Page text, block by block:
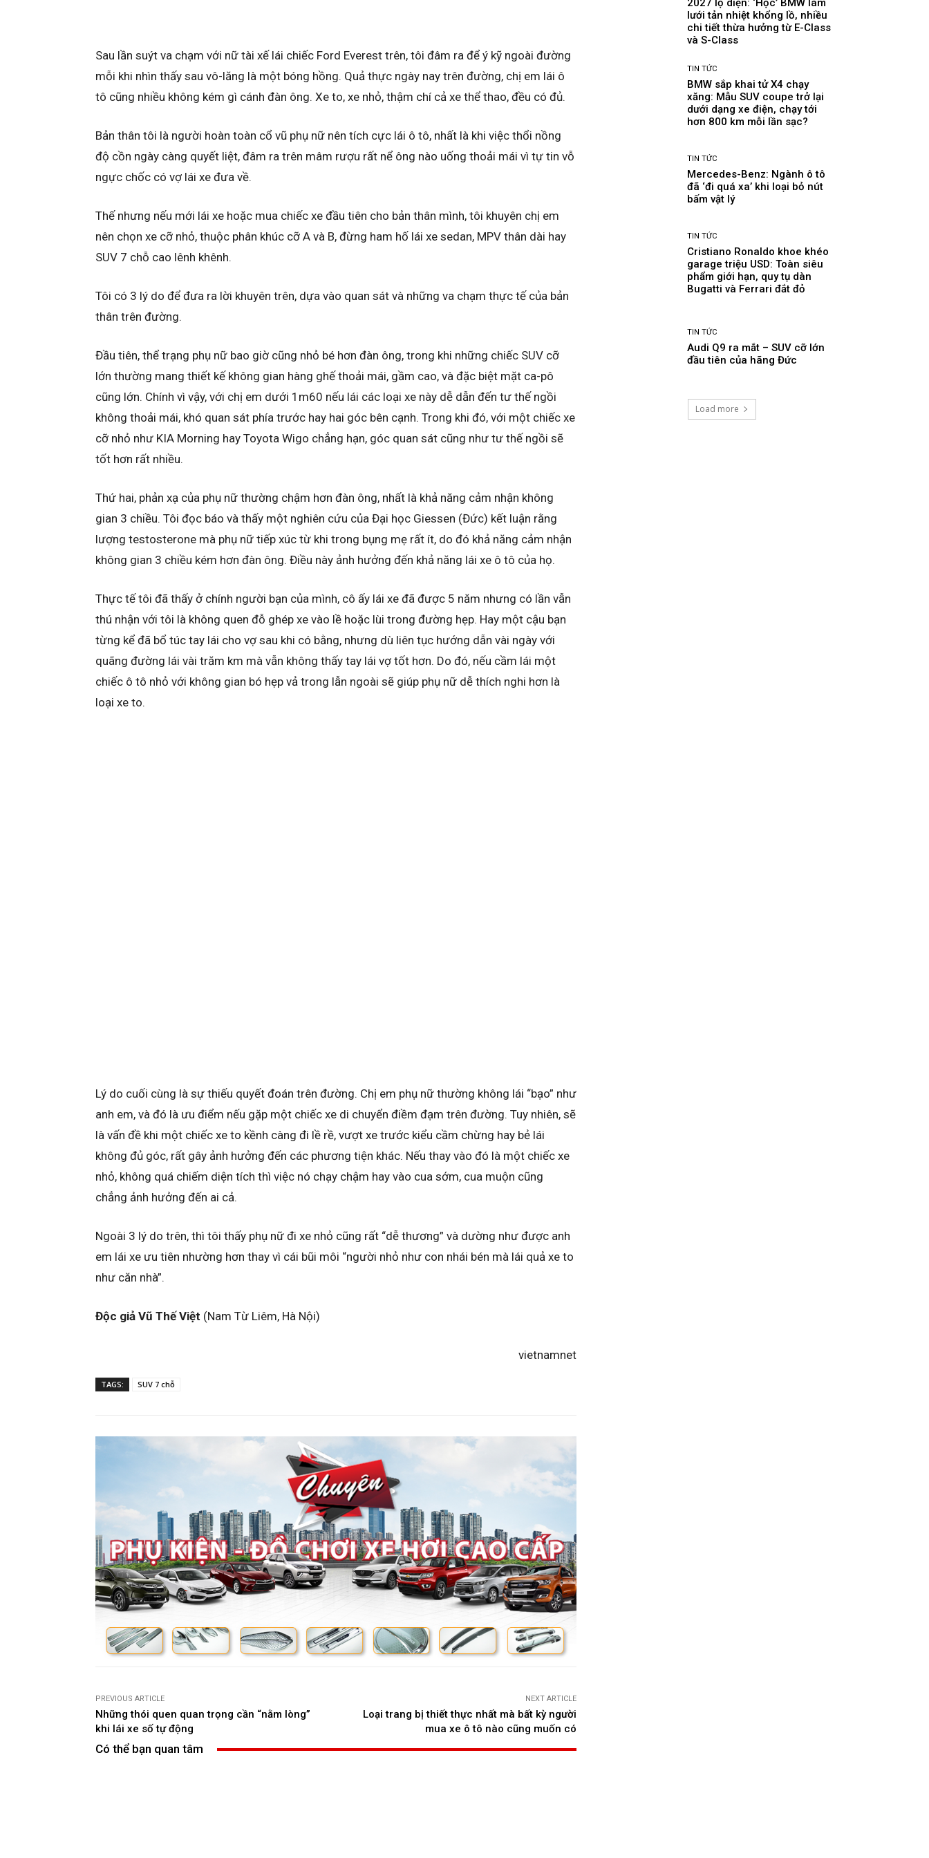
Sau lần suýt va chạm với nữ tài xế lái chiếc Ford Everest trên, tôi đâm ra để ý kỹ ngoài đường
mỗi khi nhìn thấy sau vô-lăng là một bóng hồng. Quả thực ngày nay trên đường, chị em lái ô
tô cũng nhiều không kém gì cánh đàn ông. Xe to, xe nhỏ, thậm chí cả xe thể thao, đều có đủ.
Bản thân tôi là người hoàn toàn cổ vũ phụ nữ nên tích cực lái ô tô, nhất là khi việc thổi nồng
độ cồn ngày càng quyết liệt, đâm ra trên mâm rượu rất nể ông nào uống thoải mái vì tự tin vỗ
ngực chốc có vợ lái xe đưa về.
Thế nhưng nếu mới lái xe hoặc mua chiếc xe đầu tiên cho bản thân mình, tôi khuyên chị em
nên chọn xe cỡ nhỏ, thuộc phân khúc cỡ A và B, đừng ham hố lái xe sedan, MPV thân dài hay
SUV 7 chỗ cao lênh khênh.
Tôi có 3 lý do để đưa ra lời khuyên trên, dựa vào quan sát và những va chạm thực tế của bản
thân trên đường.
Đầu tiên, thể trạng phụ nữ bao giờ cũng nhỏ bé hơn đàn ông, trong khi những chiếc SUV cỡ
lớn thường mang thiết kế không gian hàng ghế thoải mái, gầm cao, và đặc biệt mặt ca-pô
cũng lớn. Chính vì vậy, với chị em dưới 1m60 nếu lái các loại xe này dễ dẫn đến tư thế ngồi
không thoải mái, khó quan sát phía trước hay hai góc bên cạnh. Trong khi đó, với một chiếc xe
cỡ nhỏ như KIA Morning hay Toyota Wigo chẳng hạn, góc quan sát cũng như tư thế ngồi sẽ
tốt hơn rất nhiều.
Thứ hai, phản xạ của phụ nữ thường chậm hơn đàn ông, nhất là khả năng cảm nhận không
gian 3 chiều. Tôi đọc báo và thấy một nghiên cứu của Đại học Giessen (Đức) kết luận rằng
lượng testosterone mà phụ nữ tiếp xúc từ khi trong bụng mẹ rất ít, do đó khả năng cảm nhận
không gian 3 chiều kém hơn đàn ông. Điều này ảnh hưởng đến khả năng lái xe ô tô của họ.
Thực tế tôi đã thấy ở chính người bạn của mình, cô ấy lái xe đã được 5 năm nhưng có lần vẫn
thú nhận với tôi là không quen đỗ ghép xe vào lề hoặc lùi trong đường hẹp. Hay một cậu bạn
từng kể đã bổ túc tay lái cho vợ sau khi có bằng, nhưng dù liên tục hướng dẫn vài ngày với
quãng đường lái vài trăm km mà vẫn không thấy tay lái vợ tốt hơn. Do đó, nếu cầm lái một
chiếc ô tô nhỏ với không gian bó hẹp vả trong lẫn ngoài sẽ giúp phụ nữ dễ thích nghi hơn là
loại xe to.
Lý do cuối cùng là sự thiếu quyết đoán trên đường. Chị em phụ nữ thường không lái “bạo” như
anh em, và đó là ưu điểm nếu gặp một chiếc xe di chuyển điềm đạm trên đường. Tuy nhiên, sẽ
là vấn đề khi một chiếc xe to kềnh càng đi lề rề, vượt xe trước kiểu cầm chừng hay bẻ lái
không đủ góc, rất gây ảnh hưởng đến các phương tiện khác. Nếu thay vào đó là một chiếc xe
nhỏ, không quá chiếm diện tích thì việc nó chạy chậm hay vào cua sớm, cua muộn cũng
chẳng ảnh hưởng đến ai cả.
Ngoài 3 lý do trên, thì tôi thấy phụ nữ đi xe nhỏ cũng rất “dễ thương” và dường như được anh
em lái xe ưu tiên nhường hơn thay vì cái bũi môi “người nhỏ như con nhái bén mà lái quả xe to
như căn nhà”.
Độc giả Vũ Thế Việt (Nam Từ Liêm, Hà Nội)
vietnamnet​
TAGS: SUV 7 chỗ
PREVIOUS ARTICLE
Những thói quen quan trọng cần “nằm lòng”
khi lái xe số tự động
NEXT ARTICLE
Loại trang bị thiết thực nhất mà bất kỳ người
mua xe ô tô nào cũng muốn có
Có thể bạn quan tâm
2027 lộ diện: ‘Học’ BMW làm
lưới tản nhiệt khổng lồ, nhiều
chi tiết thừa hưởng từ E-Class
và S-Class
TIN TỨC
BMW sắp khai tử X4 chạy
xăng: Mẫu SUV coupe trở lại
dưới dạng xe điện, chạy tới
hơn 800 km mỗi lần sạc?
TIN TỨC
Mercedes-Benz: Ngành ô tô
đã ‘đi quá xa’ khi loại bỏ nút
bấm vật lý
TIN TỨC
Cristiano Ronaldo khoe khéo
garage triệu USD: Toàn siêu
phẩm giới hạn, quy tụ dàn
Bugatti và Ferrari đắt đỏ
TIN TỨC
Audi Q9 ra mắt – SUV cỡ lớn
đầu tiên của hãng Đức
Load more